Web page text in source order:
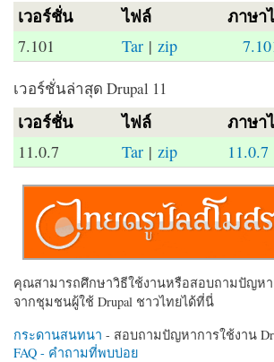
เวอร์ชั่น ไฟล์ ภาษา
7.101 Tar |zip
เวอร์ชั่นล่าสุด Drupal 11
เวอร์ชั่น ไฟล์ ภาษา
11.0.7 Tar | zip 11.0.7
คุณสามารถศึกษาวิธีใช้งานหรือสอบถามปัญหา
จากชุมชนผู้ใช้ Drupal ชาวไทยได้ที่นี่
กระดานสนทนา - สอบถามปัญหาการใช้งาน
FAQ - คำถามที่พบบ่อย